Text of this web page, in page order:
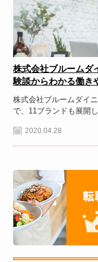
株式会社ブルームダ
験談からわかる働き
株式会社ブルームダイ
で、11ブランドも展開
2020.04.28